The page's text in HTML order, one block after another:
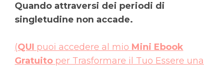
Quando attraversi dei periodi di
singletudine non accade.
(QUI puoi accedere al mio Mini Ebook
Gratuito per Trasformare il Tuo Essere una